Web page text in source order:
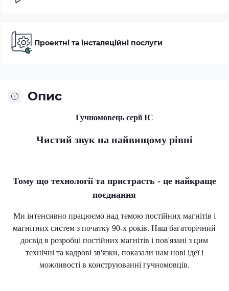
Проектні та інсталяційні послуги
Опис
Гучномовець серії IC
Чистий звук на найвищому рівні
Тому що технології та пристрасть - це найкраще
поєднання
Ми інтенсивно працюємо над темою постійних магнітів і
магнітних систем з початку 90-х років. Наш багаторічний
досвід в розробці постійних магнітів і пов'язані з цим
технічні та кадрові зв'язки, показали нам нові ідеї і
можливості в конструюванні гучномовців.